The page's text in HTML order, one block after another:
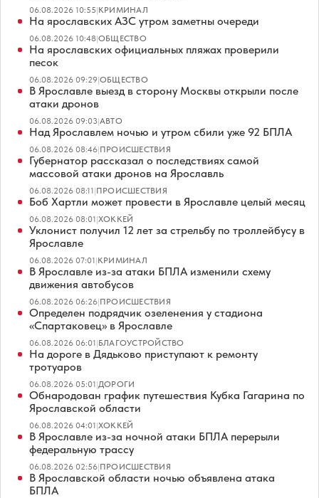
06.08.2026 10:55|КРИМИНАЛ
На ярославских АЗС утром заметны очереди
06.08.2026 10:48|ОБЩЕСТВО
На ярославских официальных пляжах проверили
песок
06.08.2026 09:29|ОБЩЕСТВО
В Ярославле выезд в сторону Москвы открыли после
атаки дронов
06.08.2026 09:03|АВТО
Над Ярославлем ночью и утром сбили уже 92 БПЛА
06.08.2026 08:46|ПРОИСШЕСТВИЯ
Губернатор рассказал о последствиях самой
массовой атаки дронов на Ярославль
06.08.2026 08:11|ПРОИСШЕСТВИЯ
Боб Хартли может провести в Ярославле целый месяц
06.08.2026 08:01|ХОККЕЙ
Уклонист получил 12 лет за стрельбу по троллейбусу в
Ярославле
06.08.2026 07:01|КРИМИНАЛ
В Ярославле из-за атаки БПЛА изменили схему
движения автобусов
06.08.2026 06:26|ПРОИСШЕСТВИЯ
Определен подрядчик озеленения у стадиона
«Спартаковец» в Ярославле
06.08.2026 06:01|БЛАГОУСТРОЙСТВО
На дороге в Дядьково приступают к ремонту
тротуаров
06.08.2026 05:01|ДОРОГИ
Обнародован график путешествия Кубка Гагарина по
Ярославской области
06.08.2026 04:01|ХОККЕЙ
В Ярославле из-за ночной атаки БПЛА перерыли
федеральную трассу
06.08.2026 02:56|ПРОИСШЕСТВИЯ
В Ярославской области ночью объявлена атака
БПЛА